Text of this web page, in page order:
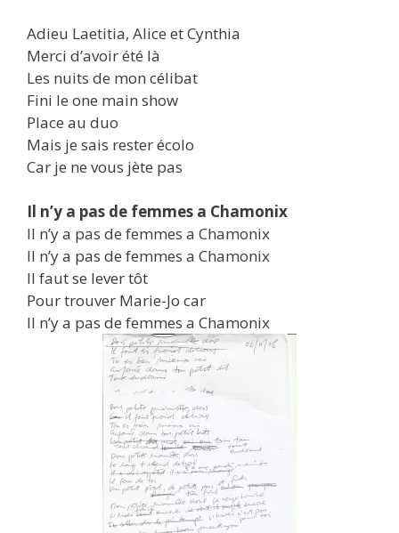
Adieu Laetitia, Alice et Cynthia
Merci d’avoir été là
Les nuits de mon célibat
Fini le one main show
Place au duo
Mais je sais rester écolo
Car je ne vous jète pas
Il n’y a pas de femmes a Chamonix
Il n’y a pas de femmes a Chamonix
Il n’y a pas de femmes a Chamonix
Il faut se lever tôt
Pour trouver Marie-Jo car
Il n’y a pas de femmes a Chamonix